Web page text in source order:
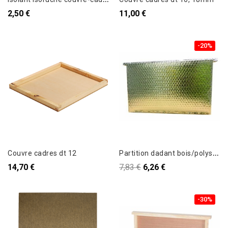
2,50 € 11,00 €
Couvre cadres dt 12
14,70 €
-20%
P
artition dadant bois/polystyrène/alu, SUPER ISOLANTE / basse...
7,83 € 6,26 €
-30%